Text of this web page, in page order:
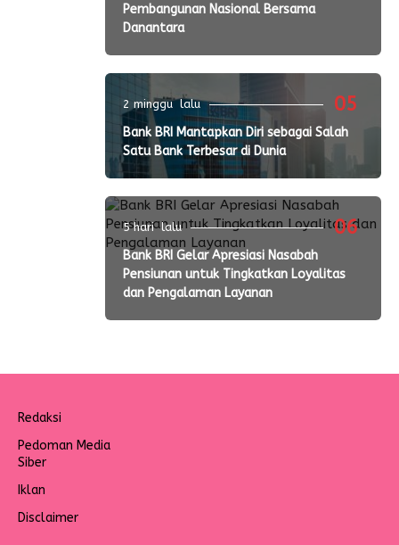
Pembangunan Nasional Bersama
Danantara
05
2 minggu lalu
Bank BRI Mantapkan Diri sebagai Salah
Satu Bank Terbesar di Dunia
06
5 hari lalu
Bank BRI Gelar Apresiasi Nasabah
Pensiunan untuk Tingkatkan Loyalitas
dan Pengalaman Layanan
Redaksi
Pedoman Media
Siber
Iklan
Disclaimer